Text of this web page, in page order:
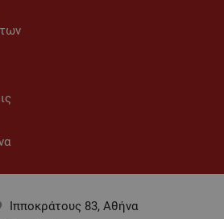
Ιπποκράτους 83, Αθήνα